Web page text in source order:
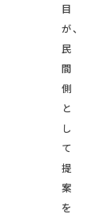
目
が、
民
間
側
と
し
て
提
案
を